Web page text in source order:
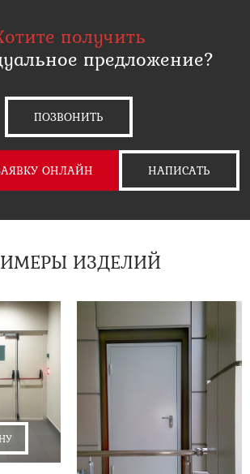
получить
предложение?
ПОЗВОНИТЬ
ОНЛАЙН НАПИСАТЬ
ИЗДЕЛИЙ